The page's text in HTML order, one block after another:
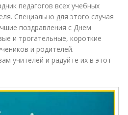
Веселые
поздравления
педагогов всех учебных
Специально для этого случая
поздравления с Днем
и трогательные, короткие
и родителей.
учителей и радуйте их в этот